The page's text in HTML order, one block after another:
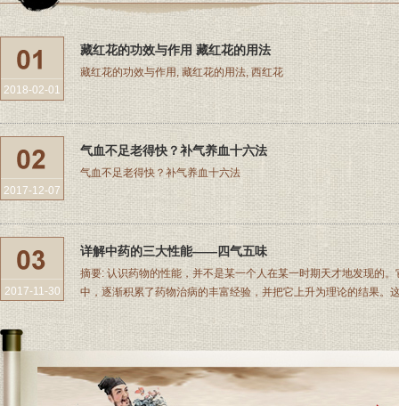
2018-02-01
藏红花的功效与作用 藏红花的用法
藏红花的功效与作用, 藏红花的用法, 西红花
2017-12-07
气血不足老得快？补气养血十六法
气血不足老得快？补气养血十六法
2017-11-30
详解中药的三大性能——四气五味
摘要: 认识药物的性能，并不是某一个人在某一时期天才地发现的
中，逐渐积累了药物治病的丰富经验，并把它上升为理论的结果。